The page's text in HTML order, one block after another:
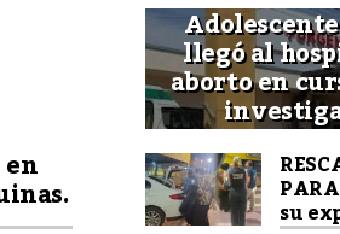
llegó al
aborto en
su